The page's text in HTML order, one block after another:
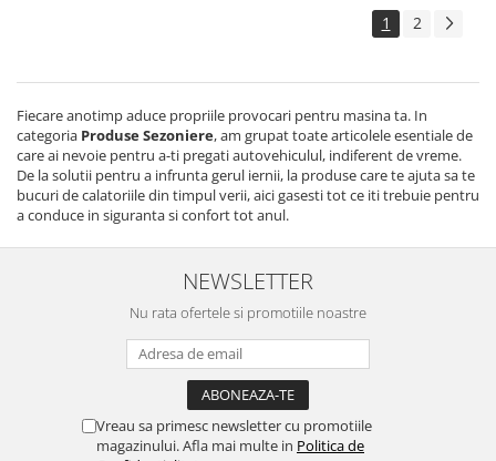
1 2
Fiecare anotimp aduce propriile provocari pentru masina ta. In
categoria Produse Sezoniere, am grupat toate articolele esentiale de
care ai nevoie pentru a-ti pregati autovehiculul, indiferent de vreme.
De la solutii pentru a infrunta gerul iernii, la produse care te ajuta sa te
bucuri de calatoriile din timpul verii, aici gasesti tot ce iti trebuie pentru
a conduce in siguranta si confort tot anul.
NEWSLETTER
Nu rata ofertele si promotiile noastre
Vreau sa primesc newsletter cu promotiile
magazinului. Afla mai multe in Politica de